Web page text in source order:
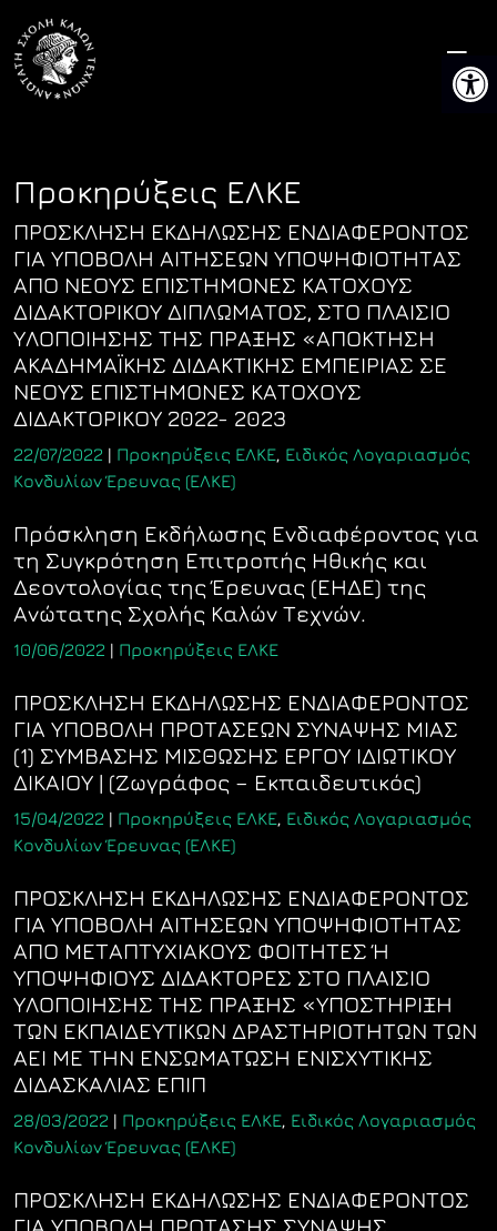
content
Προκηρύξεις ΕΛΚΕ
ΠΡΟΣΚΛΗΣΗ ΕΚΔΗΛΩΣΗΣ ΕΝΔΙΑΦΕΡΟΝΤΟΣ
ΓΙΑ ΥΠΟΒΟΛΗ ΑΙΤΗΣΕΩΝ ΥΠΟΨΗΦΙΟΤΗΤΑΣ
ΑΠΟ ΝΕΟΥΣ ΕΠΙΣΤΗΜΟΝΕΣ ΚΑΤΟΧΟΥΣ
ΔΙΔΑΚΤΟΡΙΚΟΥ ΔΙΠΛΩΜΑΤΟΣ, ΣΤΟ ΠΛΑΙΣΙΟ
ΥΛΟΠΟΙΗΣΗΣ ΤΗΣ ΠΡΑΞΗΣ «ΑΠΟΚΤΗΣΗ
ΑΚΑΔΗΜΑΪΚΗΣ ΔΙΔΑΚΤΙΚΗΣ ΕΜΠΕΙΡΙΑΣ ΣΕ
ΝΕΟΥΣ ΕΠΙΣΤΗΜΟΝΕΣ ΚΑΤΟΧΟΥΣ
ΔΙΔΑΚΤΟΡΙΚΟΥ 2022- 2023
22/07/2022 | Προκηρύξεις ΕΛΚΕ, Ειδικός Λογαριασμός
Κονδυλίων Έρευνας (ΕΛΚΕ)
Πρόσκληση Εκδήλωσης Ενδιαφέροντος για
τη Συγκρότηση Επιτροπής Ηθικής και
Δεοντολογίας της Έρευνας (ΕΗΔΕ) της
Ανώτατης Σχολής Καλών Τεχνών.
10/06/2022 | Προκηρύξεις ΕΛΚΕ
ΠΡΟΣΚΛΗΣΗ ΕΚΔΗΛΩΣΗΣ ΕΝΔΙΑΦΕΡΟΝΤΟΣ
ΓΙΑ ΥΠΟΒΟΛΗ ΠΡΟΤΑΣΕΩΝ ΣΥΝΑΨΗΣ ΜΙΑΣ
(1) ΣΥΜΒΑΣΗΣ ΜΙΣΘΩΣΗΣ ΕΡΓΟΥ ΙΔΙΩΤΙΚΟΥ
ΔΙΚΑΙΟΥ | (Ζωγράφος – Εκπαιδευτικός)
15/04/2022 | Προκηρύξεις ΕΛΚΕ, Ειδικός Λογαριασμός
Κονδυλίων Έρευνας (ΕΛΚΕ)
ΠΡΟΣΚΛΗΣΗ ΕΚΔΗΛΩΣΗΣ ΕΝΔΙΑΦΕΡΟΝΤΟΣ
ΓΙΑ ΥΠΟΒΟΛΗ ΑΙΤΗΣΕΩΝ ΥΠΟΨΗΦΙΟΤΗΤΑΣ
ΑΠΟ ΜΕΤΑΠΤΥΧΙΑΚΟΥΣ ΦΟΙΤΗΤΕΣ Ή
ΥΠΟΨΗΦΙΟΥΣ ΔΙΔΑΚΤΟΡΕΣ ΣΤΟ ΠΛΑΙΣΙΟ
ΥΛΟΠΟΙΗΣΗΣ ΤΗΣ ΠΡΑΞΗΣ «ΥΠΟΣΤΗΡΙΞΗ
ΤΩΝ ΕΚΠΑΙΔΕΥΤΙΚΩΝ ΔΡΑΣΤΗΡΙΟΤΗΤΩΝ ΤΩΝ
ΑΕΙ ΜΕ ΤΗΝ ΕΝΣΩΜΑΤΩΣΗ ΕΝΙΣΧΥΤΙΚΗΣ
ΔΙΔΑΣΚΑΛΙΑΣ ΕΠΙΠ
28/03/2022 | Προκηρύξεις ΕΛΚΕ, Ειδικός Λογαριασμός
Κονδυλίων Έρευνας (ΕΛΚΕ)
ΠΡΟΣΚΛΗΣΗ ΕΚΔΗΛΩΣΗΣ ΕΝΔΙΑΦΕΡΟΝΤΟΣ